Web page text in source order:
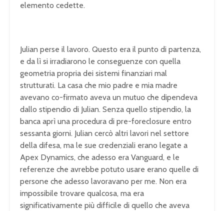
elemento cedette.
Julian perse il lavoro. Questo era il punto di partenza,
e da lì si irradiarono le conseguenze con quella
geometria propria dei sistemi finanziari mal
strutturati. La casa che mio padre e mia madre
avevano co-firmato aveva un mutuo che dipendeva
dallo stipendio di Julian. Senza quello stipendio, la
banca aprì una procedura di pre-foreclosure entro
sessanta giorni. Julian cercò altri lavori nel settore
della difesa, ma le sue credenziali erano legate a
Apex Dynamics, che adesso era Vanguard, e le
referenze che avrebbe potuto usare erano quelle di
persone che adesso lavoravano per me. Non era
impossibile trovare qualcosa, ma era
significativamente più difficile di quello che aveva